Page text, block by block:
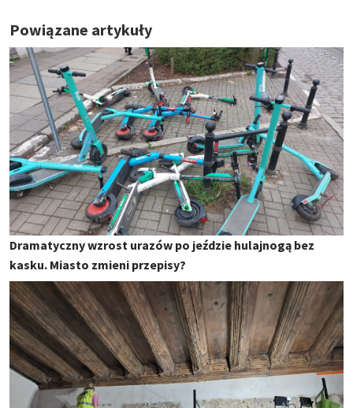
Powiązane artykuły
Dramatyczny wzrost urazów po jeździe hulajnogą bez
kasku. Miasto zmieni przepisy?